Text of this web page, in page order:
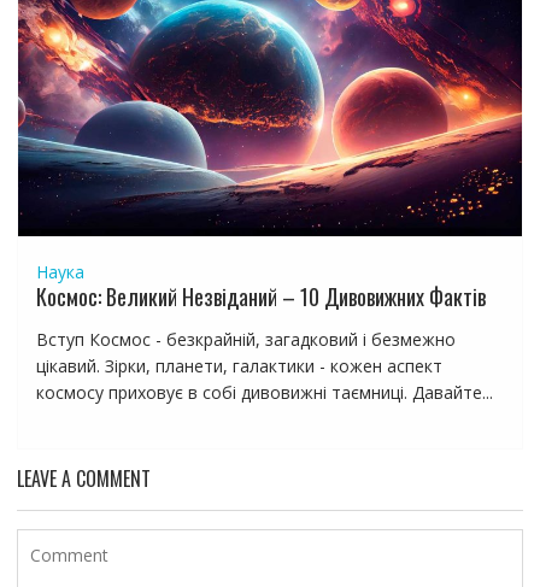
Наука
Космос: Великий Незвіданий – 10 Дивовижних Фактів
Вступ Космос - безкрайній, загадковий і безмежно
цікавий. Зірки, планети, галактики - кожен аспект
космосу приховує в собі дивовижні таємниці. Давайте...
LEAVE A COMMENT